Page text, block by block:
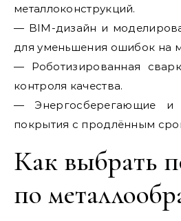
металлоконструкций.
— BIM-дизайн и
для уменьшения ошибок на
— Роботизированная
контроля качества.
— Энергосберегающие и
покрытия с продлённым
Как выбрать
по